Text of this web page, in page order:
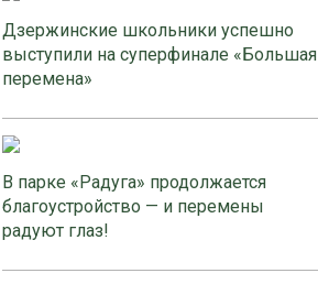
Дзержинские школьники успешно
выступили на суперфинале «Большая
перемена»
В парке «Радуга» продолжается
благоустройство — и перемены
радуют глаз!